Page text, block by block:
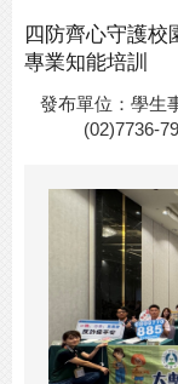
四防齊心守護校
專業知能培訓
發布單位：學生
(02)7736-